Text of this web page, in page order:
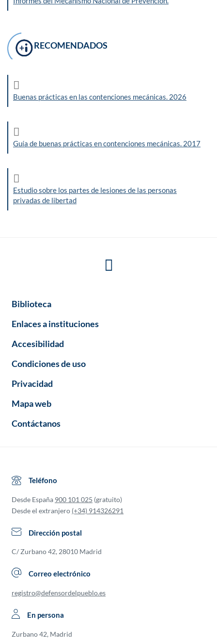
RECOMENDADOS
Buenas prácticas en las contenciones mecánicas. 2026
Guía de buenas prácticas en contenciones mecánicas. 2017
Estudio sobre los partes de lesiones de las personas
privadas de libertad
Biblioteca
Enlaces a instituciones
Accesibilidad
Condiciones de uso
Privacidad
Mapa web
Contáctanos
Teléfono
Desde España 900 101 025 (gratuito)
Desde el extranjero (+34) 914326291
Dirección postal
C/ Zurbano 42, 28010 Madrid
Correo electrónico
registro@defensordelpueblo.es
En persona
Zurbano 42, Madrid